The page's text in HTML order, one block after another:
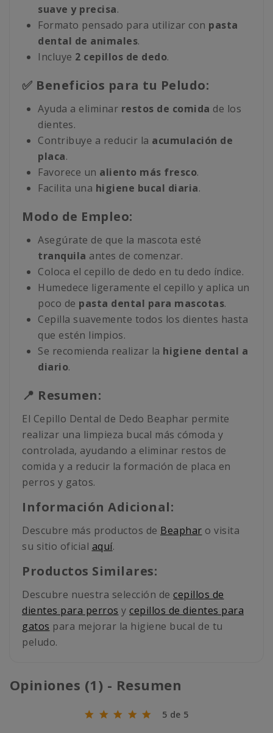
suave y precisa.
Formato pensado para utilizar con pasta
dental de animales.
Incluye 2 cepillos de dedo.
✅ Beneficios para tu Peludo:
Ayuda a eliminar restos de comida de los
dientes.
Contribuye a reducir la acumulación de
placa.
Favorece un aliento más fresco.
Facilita una higiene bucal diaria.
Modo de Empleo:
Asegúrate de que la mascota esté
tranquila antes de comenzar.
Coloca el cepillo de dedo en tu dedo índice.
Humedece ligeramente el cepillo y aplica un
poco de pasta dental para mascotas.
Cepilla suavemente todos los dientes hasta
que estén limpios.
Se recomienda realizar la higiene dental a
diario.
📍 Resumen:
El Cepillo Dental de Dedo Beaphar permite
realizar una limpieza bucal más cómoda y
controlada, ayudando a eliminar restos de
comida y a reducir la formación de placa en
perros y gatos.
Información Adicional:
Descubre más productos de Beaphar o visita
su sitio oficial aquí.
Productos Similares:
Descubre nuestra selección de cepillos de
dientes para perros y cepillos de dientes para
gatos para mejorar la higiene bucal de tu
peludo.
Opiniones (1) - Resumen
5 de 5